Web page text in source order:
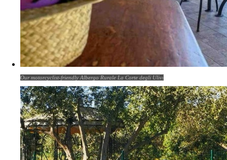
Our motorcyclist-friendly Albergo Rurale La Corte degli Ulivi